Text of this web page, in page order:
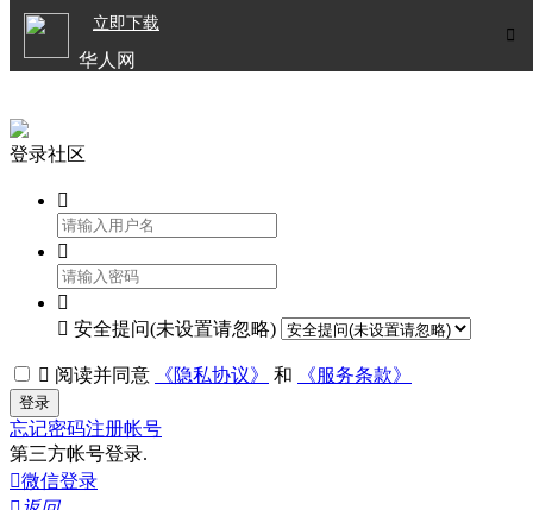

立即下载
华人网
登录社区



 安全提问(未设置请忽略)
 阅读并同意 《隐私协议》 和 《服务条款》
登录
忘记密码注册帐号
第三方帐号登录.
微信登录